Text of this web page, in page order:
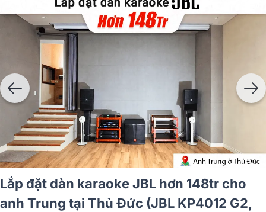
Lắp đặt dàn karaoke JBL hơn 148tr cho
anh Trung tại Thủ Đức (JBL KP4012 G2,